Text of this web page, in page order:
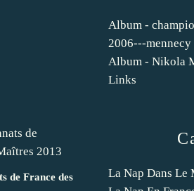
de France des
La Nap Dans Le
Album -
2006---mennecy
Album - Nikola
Links